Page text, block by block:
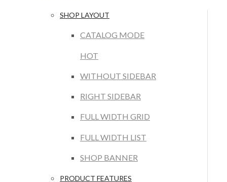
SHOP LAYOUT
CATALOG MODE
HOT
WITHOUT SIDEBAR
RIGHT SIDEBAR
FULL WIDTH GRID
FULL WIDTH LIST
SHOP BANNER
PRODUCT FEATURES